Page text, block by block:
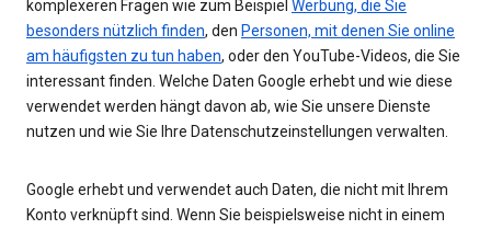
komplexeren Fragen wie zum Beispiel Werbung, die Sie
besonders nützlich finden, den Personen, mit denen Sie online
am häufigsten zu tun haben, oder den YouTube-Videos, die Sie
interessant finden. Welche Daten Google erhebt und wie diese
verwendet werden hängt davon ab, wie Sie unsere Dienste
nutzen und wie Sie Ihre Datenschutzeinstellungen verwalten.
Google erhebt und verwendet auch Daten, die nicht mit Ihrem
Konto verknüpft sind. Wenn Sie beispielsweise nicht in einem